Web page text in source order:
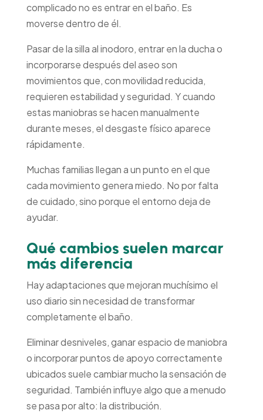
complicado no es entrar en el baño. Es
moverse dentro de él.
Pasar de la silla al inodoro, entrar en la ducha o
incorporarse después del aseo son
movimientos que, con movilidad reducida,
requieren estabilidad y seguridad. Y cuando
estas maniobras se hacen manualmente
durante meses, el desgaste físico aparece
rápidamente.
Muchas familias llegan a un punto en el que
cada movimiento genera miedo. No por falta
de cuidado, sino porque el entorno deja de
ayudar.
Qué cambios suelen marcar
más diferencia
Hay adaptaciones que mejoran muchísimo el
uso diario sin necesidad de transformar
completamente el baño.
Eliminar desniveles, ganar espacio de maniobra
o incorporar puntos de apoyo correctamente
ubicados suele cambiar mucho la sensación de
seguridad. También influye algo que a menudo
se pasa por alto: la distribución.